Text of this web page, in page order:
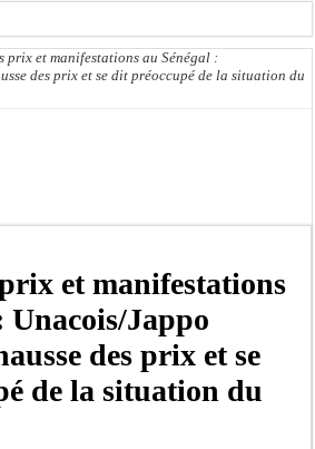
Djibonker: une fillette décède, des rescapés dans
officiellement les préparatifs sous l’égide de
meurt noyé dans un bassin de rétention
scientifique dévoile les fondements du thème
valide onze dossiers chauds
: Soulèye Kane officiellement installé, il décline
prix et manifestations au Sénégal :
des prix et se dit préoccupé de la situation du
et manifestations
Unacois/Jappo
des prix et se
de la situation du